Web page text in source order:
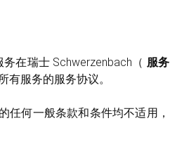
在瑞士 Schwerzenbach（ 服务
服务的服务协议。
任何一般条款和条件均不适用，